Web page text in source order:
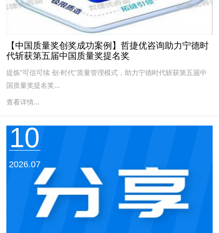
【中国质量奖创奖成功案例】哲捷优咨询助力宁德时
代斩获第五届中国质量奖提名奖
提炼“可信可续 创·时代”质量管理模式，助力宁德时代斩获第五届中
国质量奖提名奖...
查看详情...
10
2026.07